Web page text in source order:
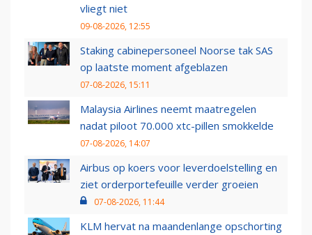
vliegt niet
09-08-2026, 12:55
Staking cabinepersoneel Noorse tak SAS
op laatste moment afgeblazen
07-08-2026, 15:11
Malaysia Airlines neemt maatregelen
nadat piloot 70.000 xtc-pillen smokkelde
07-08-2026, 14:07
Airbus op koers voor leverdoelstelling en
ziet orderportefeuille verder groeien
07-08-2026, 11:44
KLM hervat na maandenlange opschorting